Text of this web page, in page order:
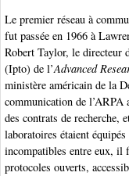
Le premier réseau à
fut passée en 1966 à
Robert Taylor, le directeur
(Ipto) de l’Advanced
ministère américain de la
communication de l’ARPA
des contrats de recherche,
laboratoires étaient
incompatibles entre eux, il
protocoles ouverts,